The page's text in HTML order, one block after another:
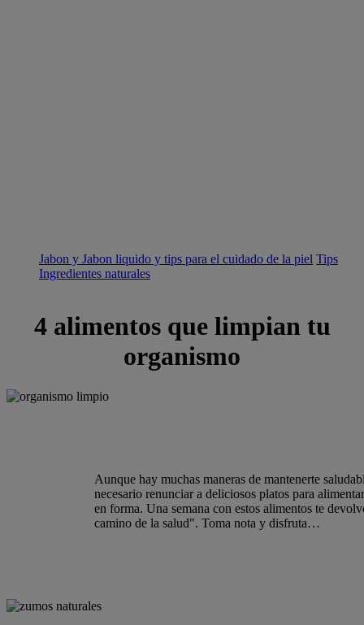
Jabon y Jabon liquido y tips para el cuidado de la piel Tips
Ingredientes naturales
4 alimentos que limpian tu
organismo
Aunque hay muchas maneras de mantenerte
necesario renunciar a deliciosos platos para
en forma. Una semana con estos alimentos te
camino de la salud". Toma nota y disfruta…